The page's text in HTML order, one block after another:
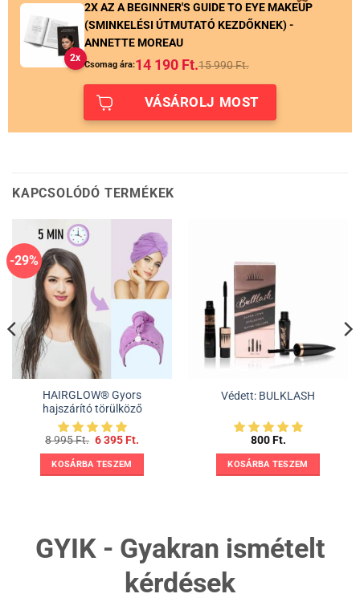
2x
2X AZ A BEGINNER'S GUIDE TO EYE MAKEUP
(SMINKELÉSI ÚTMUTATÓ KEZDŐKNEK) -
ANNETTE MOREAU
Csomag ára:14 190 Ft.15 990Ft.
VÁSÁROLJ MOST
KAPCSOLÓDÓ TERMÉKEK
-29%
HAIRGLOW® Gyors
hajszárító törülköző
8 995Ft. Original
was:
8
995 Ft..
6 395 Ft.
395 Ft..
KOSÁRBA TESZEM
Védett: BULKLASH
800Ft.
KOSÁRBA TESZEM
GYIK - Gyakran ismételt
kérdések